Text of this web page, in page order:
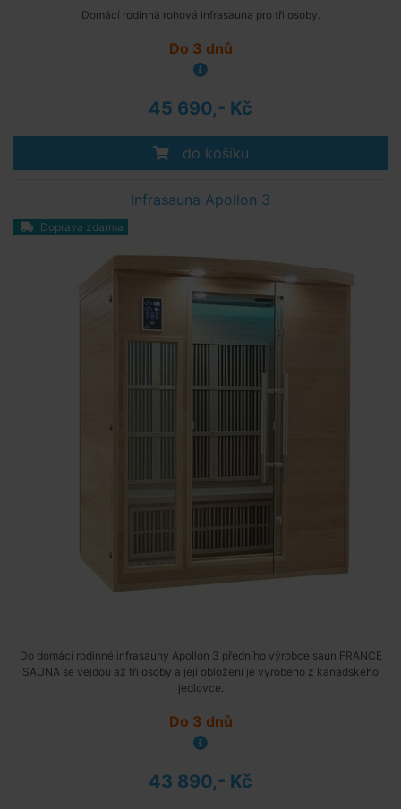
Domácí rodinná rohová infrasauna pro tři osoby.
Do 3 dnů
45 690,- Kč
do košíku
Infrasauna Apollon 3
Doprava zdarma
Do domácí rodinné infrasauny Apollon 3 předního výrobce saun FRANCE
SAUNA se vejdou až tři osoby a její obložení je vyrobeno z kanadského
jedlovce.
Do 3 dnů
43 890,- Kč